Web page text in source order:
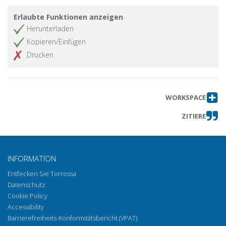
Erlaubte Funktionen anzeigen
Herunterladen
Kopieren/Einfügen
Drucken
WORKSPACE
ZITIERE
INFORMATION
Entfecken Sie Torrossa
Datenschutz
Cookie Policy
Accessibility
Barrierefreiheits-Konformitätsbericht (VPAT)